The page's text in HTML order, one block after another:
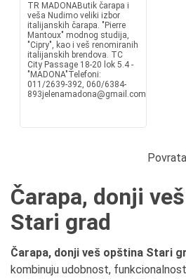
TR MADONAButik čarapa i
veša Nudimo veliki izbor
italijanskih čarapa. "Pierre
Mantoux" modnog studija,
"Cipry", kao i veš renomiranih
italijanskih brendova. TC
City Passage 18-20 lok 5.4 -
"MADONA"Telefoni:
011/2639-392, 060/6384-
893jelenamadona@gmail.com
Čarapa, donji
Stari grad
Čarapa, donji veš opština Stari
kombinuju udobnost,